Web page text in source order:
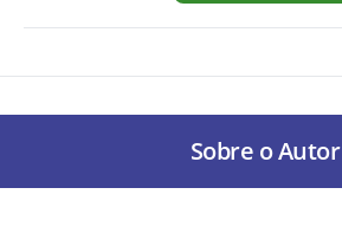
Sobre o Autor